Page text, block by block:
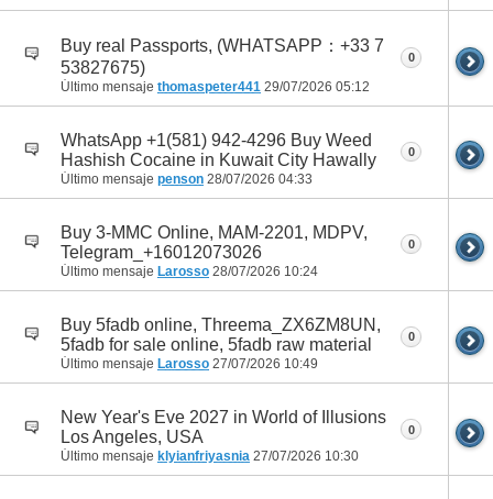
Buy real Passports, (WHATSAPP：+33 7
53827675)
Último mensaje thomaspeter441 29/07/2026 05:12
0
WhatsApp +1(581) 942-4296 Buy Weed
Hashish Cocaine in Kuwait City Hawally
Último mensaje penson 28/07/2026 04:33
0
Buy 3-MMC Online, MAM-2201, MDPV,
Telegram_+16012073026
Último mensaje Larosso 28/07/2026 10:24
0
Buy 5fadb online, Threema_ZX6ZM8UN,
5fadb for sale online, 5fadb raw material
Último mensaje Larosso 27/07/2026 10:49
0
New Year's Eve 2027 in World of Illusions
Los Angeles, USA
Último mensaje klyianfriyasnia 27/07/2026 10:30
0